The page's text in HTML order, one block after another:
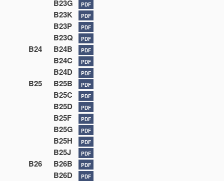
B23G PDF
B23K PDF
B23P PDF
B23Q PDF
B24 B24B PDF
B24C PDF
B24D PDF
B25 B25B PDF
B25C PDF
B25D PDF
B25F PDF
B25G PDF
B25H PDF
B25J PDF
B26 B26B PDF
B26D PDF